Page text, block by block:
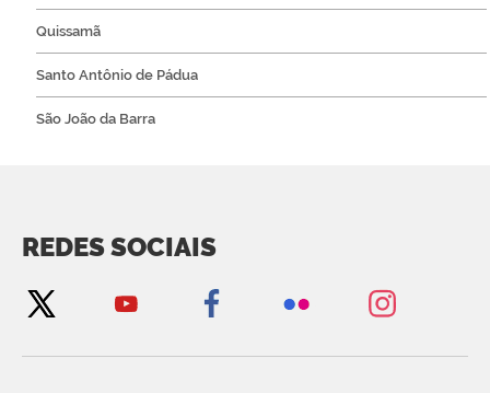
Quissamã
Santo Antônio de Pádua
São João da Barra
REDES SOCIAIS